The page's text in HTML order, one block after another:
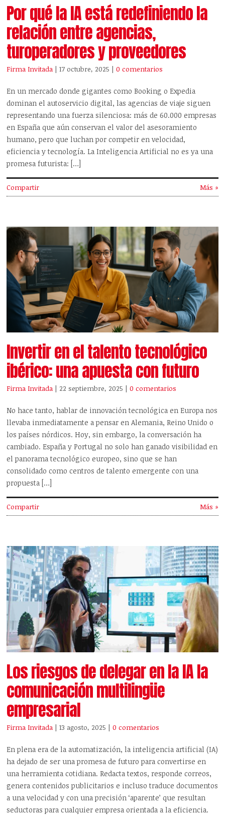
Por qué la IA está redefiniendo la
relación entre agencias,
turoperadores y proveedores
Firma Invitada | 17 octubre, 2025 |0 comentarios
En un mercado donde gigantes como Booking o Expedia
dominan el autoservicio digital, las agencias de viaje siguen
representando una fuerza silenciosa: más de 60.000 empresas
en España que aún conservan el valor del asesoramiento
humano, pero que luchan por competir en velocidad,
eficiencia y tecnología. La Inteligencia Artificial no es ya una
promesa futurista: […]
Compartir Más »
Invertir en el talento tecnológico
ibérico: una apuesta con futuro
Firma Invitada | 22 septiembre, 2025 |0 comentarios
No hace tanto, hablar de innovación tecnológica en Europa nos
llevaba inmediatamente a pensar en Alemania, Reino Unido o
los países nórdicos. Hoy, sin embargo, la conversación ha
cambiado. España y Portugal no solo han ganado visibilidad en
el panorama tecnológico europeo, sino que se han
consolidado como centros de talento emergente con una
propuesta […]
Compartir Más »
Los riesgos de delegar en la IA la
comunicación multilingüe
empresarial
Firma Invitada | 13 agosto, 2025 |0 comentarios
En plena era de la automatización, la inteligencia artificial (IA)
ha dejado de ser una promesa de futuro para convertirse en
una herramienta cotidiana. Redacta textos, responde correos,
genera contenidos publicitarios e incluso traduce documentos
a una velocidad y con una precisión ‘aparente’ que resultan
seductoras para cualquier empresa orientada a la eficiencia.